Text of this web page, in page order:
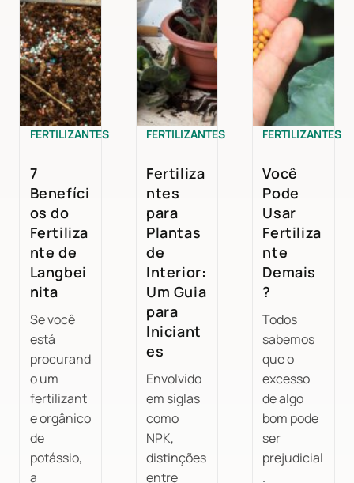
FERTILIZANTES
7
Benefíci
os do
Fertiliza
nte de
Langbei
nita
Se você
está
procurand
o um
fertilizant
e orgânico
de
potássio,
a
FERTILIZANTES
Fertiliza
ntes
para
Plantas
de
Interior:
Um Guia
para
Iniciant
es
Envolvido
em siglas
como
NPK,
distinções
entre
FERTILIZANTES
Você
Pode
Usar
Fertiliza
nte
Demais
?
Todos
sabemos
que o
excesso
de algo
bom pode
ser
prejudicial
.